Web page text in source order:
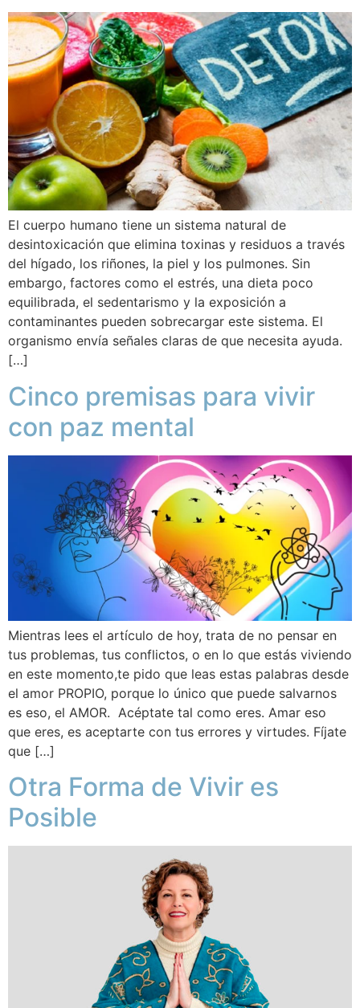
El cuerpo humano tiene un sistema natural de
desintoxicación que elimina toxinas y residuos a través
del hígado, los riñones, la piel y los pulmones. Sin
embargo, factores como el estrés, una dieta poco
equilibrada, el sedentarismo y la exposición a
contaminantes pueden sobrecargar este sistema. El
organismo envía señales claras de que necesita ayuda.
[…]
Cinco premisas para vivir
con paz mental
Mientras lees el artículo de hoy, trata de no pensar en
tus problemas, tus conflictos, o en lo que estás viviendo
en este momento,te pido que leas estas palabras desde
el amor PROPIO, porque lo único que puede salvarnos
es eso, el AMOR. Acéptate tal como eres. Amar eso
que eres, es aceptarte con tus errores y virtudes. Fíjate
que […]
Otra Forma de Vivir es
Posible